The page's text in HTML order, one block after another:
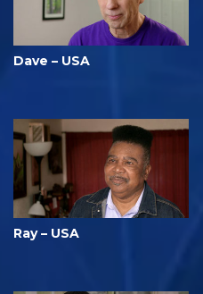
Dave – USA
Ray – USA